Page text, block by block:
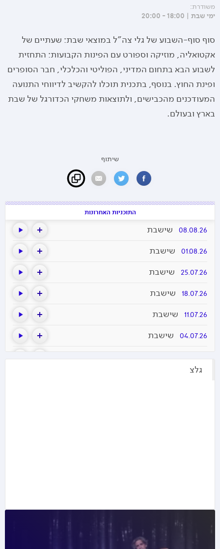
משודרת:
ימי שבת | 18:00 - 20:00
סוף סוף-השבוע של גלי צה"ל במוצאי שבת: שעתיים של
אקטואליה, מוזיקה וספורט עם הפינות הקבועות: התחזית
לשבוע הבא בתחום המדיני, הפוליטי והכלכלי, חבר הסופרים
ופינת החוץ. בנוסף, בתכנית תוכלו להקשיב לדיווחי התנועה
המעודכנים מהכבישים, ולתוצאות משחקי הכדורגל של שבת
בארץ ובעולם.
שיתוף
התוכניות האחרונות
08.08.26 שישבת
01.08.26 שישבת
25.07.26 שישבת
18.07.26 שישבת
11.07.26 שישבת
04.07.26 שישבת
27.06.26 שישבת
02.05.26
שישבת